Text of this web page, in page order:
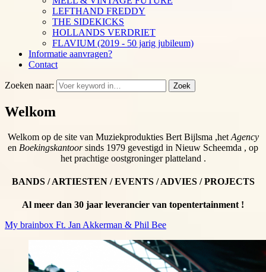
LEFTHAND FREDDY
THE SIDEKICKS
HOLLANDS VERDRIET
FLAVIUM (2019 - 50 jarig jubileum)
Informatie aanvragen?
Contact
Zoeken naar: Zoek
Welkom
Welkom op de site van Muziekprodukties Bert Bijlsma ,het Agency
en Boekingskantoorsinds 1979 gevestigd in Nieuw Scheemda , op
het prachtige oostgroninger platteland .
BANDS / ARTIESTEN / EVENTS / ADVIES / PROJECTS
Al meer dan 30 jaar leverancier van topentertainment !
My brainbox Ft. Jan Akkerman & Phil Bee